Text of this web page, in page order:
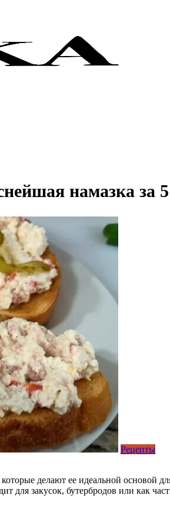
намазка за
Рецепты
делают ее идеальной
для закусок, бутербродов или как